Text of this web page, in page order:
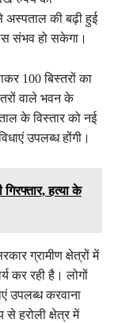
अस्पताल की बढ़ी हुई
संभव हो सकेगा।
100 बिस्तरों का
वाले भवन के
के विस्तार को नई
उपलब्ध होंगी।
हत्या के
ग्रामीण क्षेत्रों में
कर रही है। लोगों
उपलब्ध करवाना
हरोली क्षेत्र में